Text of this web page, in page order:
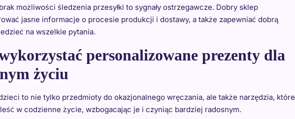
możliwości śledzenia przesyłki to sygnały ostrzegawcze. Dobry sklep
jasne informacje o procesie produkcji i dostawy, a także zapewniać dobrą
na wszelkie pytania.
personalizowane prezenty dla
życiu
to nie tylko przedmioty do okazjonalnego wręczania, ale także narzędzia, które
w codzienne życie, wzbogacając je i czyniąc bardziej radosnym.